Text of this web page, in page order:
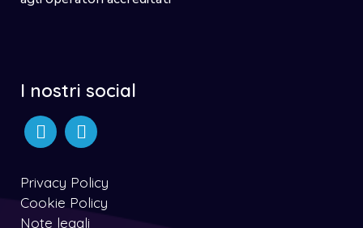
I nostri social
Privacy Policy
Cookie Policy
Note legali